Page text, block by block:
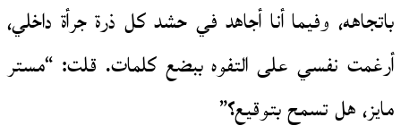
باتجاهه، وفيما أنا أجاهد في حشد كل ذرة جرأة داخلي،
أرغمت نفسي على التفوه ببضع كلمات. قلت: “مستر
مايز، هل تسمح بتوقيع؟”